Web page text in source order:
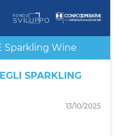
Sparkling Wine
SPARKLING
13/10/2025